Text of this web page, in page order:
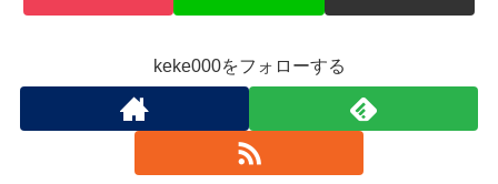
keke000をフォローする